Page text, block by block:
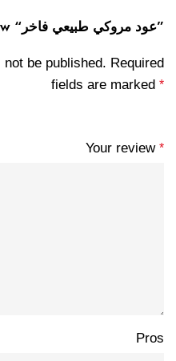
Be the first to review “عود مروكي طبيعي فاخر”
be published. Required
fields are marked *
Your review *
Pros